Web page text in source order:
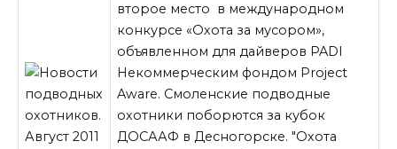
второе место в международном
конкурсе «Охота за мусором»,
объявленном для дайверов PADI
Некоммерческим фондом Project
Aware. Смоленские подводные
охотники поборются за кубок
ДОСААФ в Десногорске. "Охота